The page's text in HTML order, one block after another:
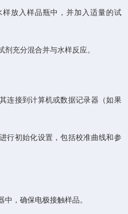
放入样品瓶中，并加入适量的试
充分混合并与水样反应。
接到计算机或数据记录器（如果
初始化设置，包括校准曲线和参
，确保电极接触样品。